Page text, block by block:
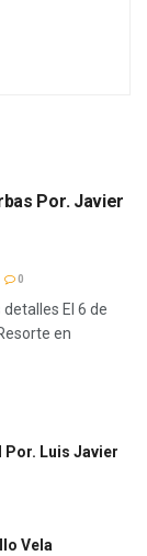
Por. Javier
0
detalles El 6 de
en
Por. Luis Javier
Vela